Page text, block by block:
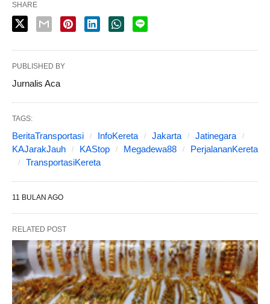
SHARE
PUBLISHED BY
Jurnalis Aca
TAGS:
BeritaTransportasi InfoKereta Jakarta
Jatinegara
KAJarakJauh
KAStop Megadewa88
PerjalananKereta
TransportasiKereta
11 BULAN AGO
RELATED POST